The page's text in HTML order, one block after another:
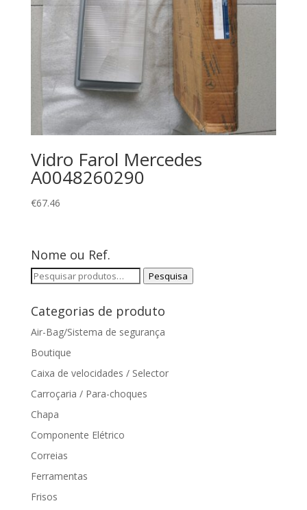
Vidro Farol Mercedes
A0048260290
€67.46
Nome ou Ref.
Pesquisar
Pesquisa
Categorias de produto
Air-Bag/Sistema de segurança
Boutique
Caixa de velocidades / Selector
Carroçaria / Para-choques
Chapa
Componente Elétrico
Correias
Ferramentas
Frisos